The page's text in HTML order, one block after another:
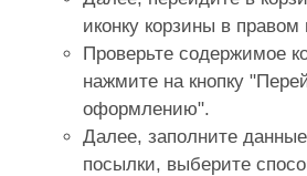
иконку корзины в правом
Проверьте содержимое
нажмите на кнопку
оформлению".
Далее, заполните
посылки, выберите